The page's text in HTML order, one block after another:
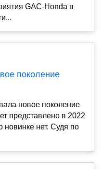
GAC-Honda в
поколение
новое поколение
представлено в 2022
новинке нет. Судя по